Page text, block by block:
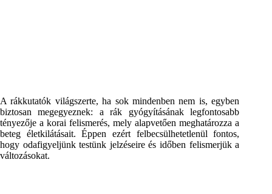
A rákkutatók világszerte, ha sok mindenben nem is, egyben
biztosan megegyeznek: a rák gyógyításának legfontosabb
tényezője a korai felismerés, mely alapvetően meghatározza a
beteg életkilátásait. Éppen ezért felbecsülhetetlenül fontos,
hogy odafigyeljünk testünk jelzéseire és időben felismerjük a
változásokat.